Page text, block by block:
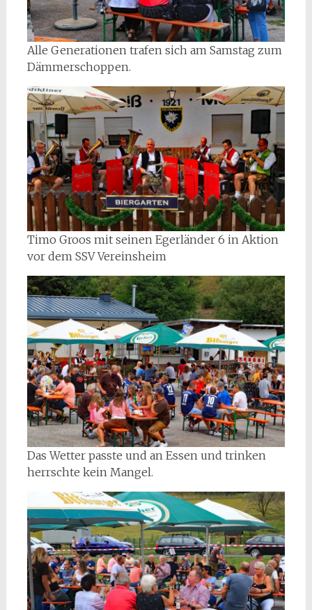
Alle Generationen trafen sich am Samstag zum
Dämmerschoppen.
Timo Groos mit seinen Egerländer 6 in Aktion
vor dem SSV Vereinsheim
Das Wetter passte und an Essen und trinken
herrschte kein Mangel.